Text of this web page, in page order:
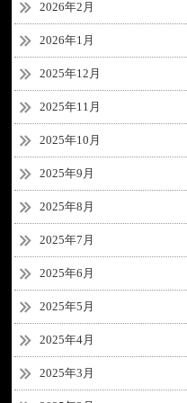
2026年2月
2026年1月
2025年12月
2025年11月
2025年10月
2025年9月
2025年8月
2025年7月
2025年6月
2025年5月
2025年4月
2025年3月